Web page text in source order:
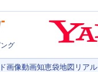
グ
画像動画知恵袋地図 リア